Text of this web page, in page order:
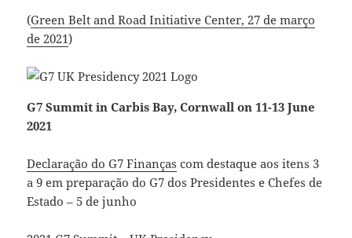
(Green Belt and Road Initiative Center, 27 de março
de 2021)
G7 Summit in Carbis Bay, Cornwall on 11-13 June
2021
Declaração do G7 Finanças com destaque aos itens 3
a 9 em preparação do G7 dos Presidentes e Chefes de
Estado – 5 de junho